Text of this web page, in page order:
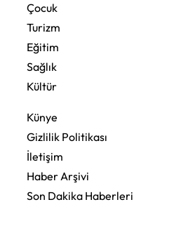
Çocuk
Turizm
Eğitim
Sağlık
Kültür
Künye
Gizlilik Politikası
İletişim
Haber Arşivi
Son Dakika Haberleri